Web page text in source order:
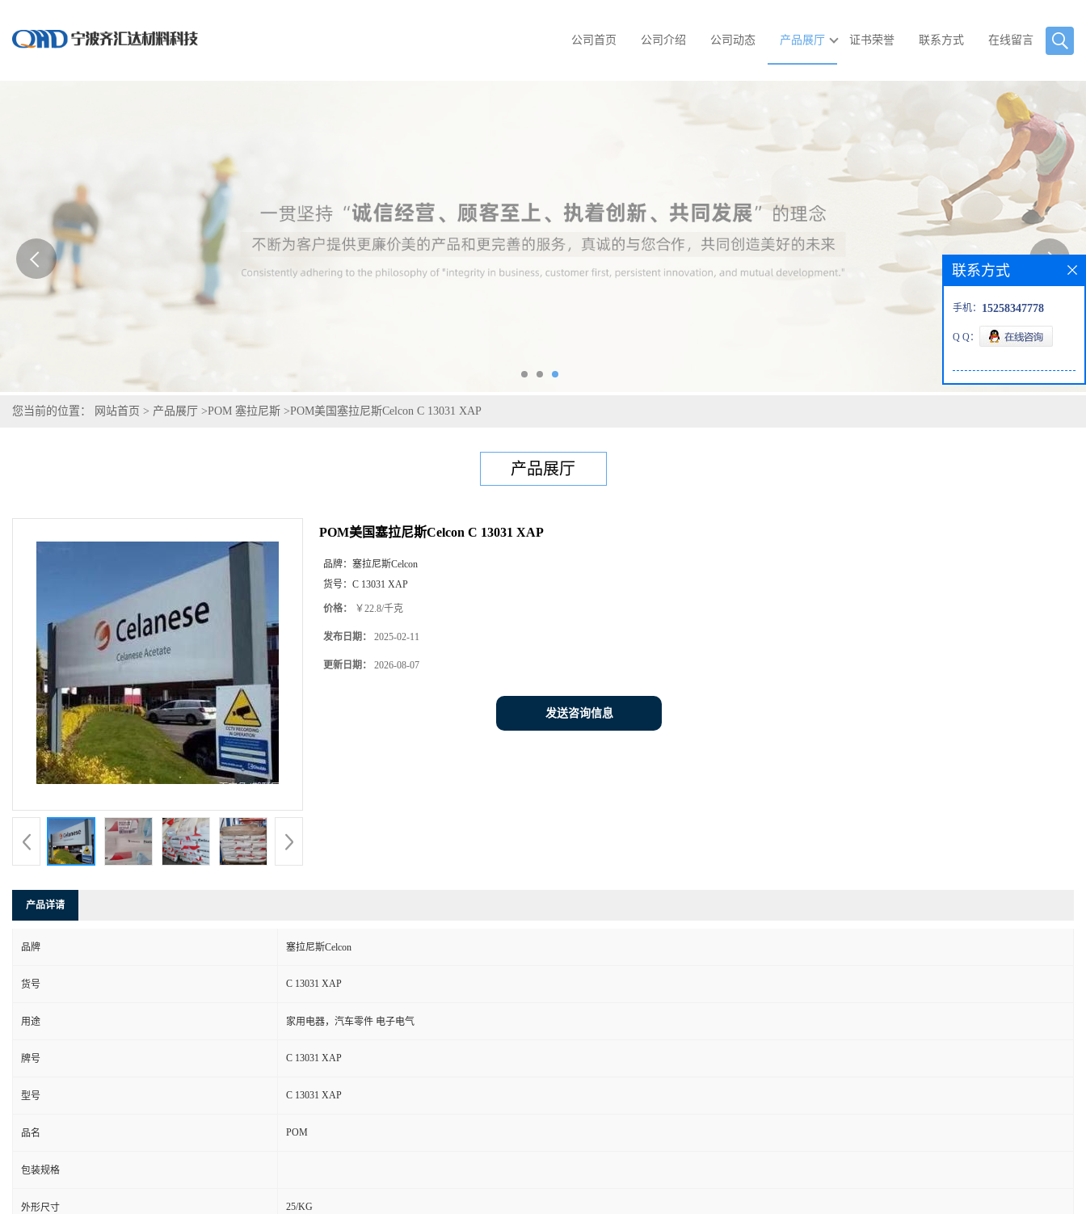
公司首页 公司介绍 公司动态 产品展厅 证书荣誉 联系方式 在线留言
您当前的位置： 网站首页 > 产品展厅 >POM 塞拉尼斯 >POM美国塞拉尼斯Celcon C 13031 XAP
产品展厅
POM美国塞拉尼斯Celcon C 13031 XAP
品牌： 塞拉尼斯Celcon
货号： C 13031 XAP
价格： ￥22.8/千克
发布日期： 2025-02-11
更新日期： 2026-08-07
发送咨询信息
产品详请
品牌 塞拉尼斯Celcon
货号 C 13031 XAP
用途 家用电器，汽车零件 电子电气
牌号 C 13031 XAP
型号 C 13031 XAP
品名 POM
包装规格
外形尺寸 25/KG
联系方式
手机： 15258347778
Q Q：